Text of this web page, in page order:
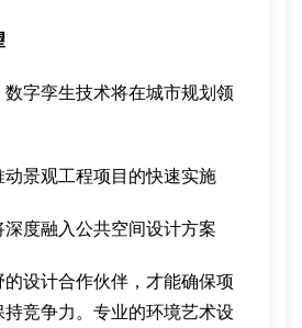
字孪生技术将在城市规划领
景观工程项目的快速实施
度融入公共空间设计方案
设计合作伙伴，才能确保项
竞争力。专业的环境艺术设